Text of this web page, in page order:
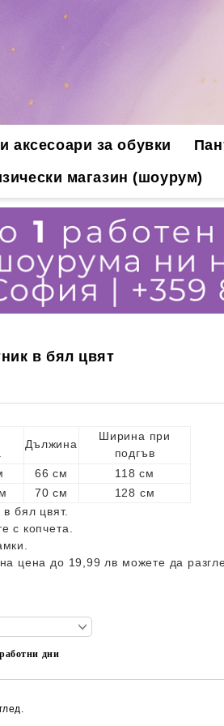
аксесоари за обувки
магазин (шоурум)
в бял цвят
Дължина
Ширина при
подгъв
66 см
118 см
70 см
128 см
бял цвят.
с копчета.
цена до 19,99 лв можете да
работни дни